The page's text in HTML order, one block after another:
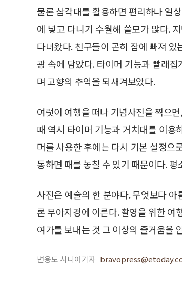
물론 삼각대를 활용하면 편리하나 일
에 넣고 다니기 수월해 쓸모가 많다.
다녀왔다. 친구들이 곤히 잠에 빠져
광 속에 담았다. 타이머 기능과 빨래
며 고향의 추억을 되새겨보았다.
여럿이 여행을 떠나 기념사진을 찍으
때 역시 타이머 기능과 거치대를 이용
머를 사용한 후에는 다시 기본 설정으
동하면 때를 놓칠 수 있기 때문이다.
사진은 예술의 한 분야다. 무엇보다
론 무아지경에 이른다. 촬영을 위한 여
여가를 보내는 것 그 이상의 즐거움을
변용도 시니어기자